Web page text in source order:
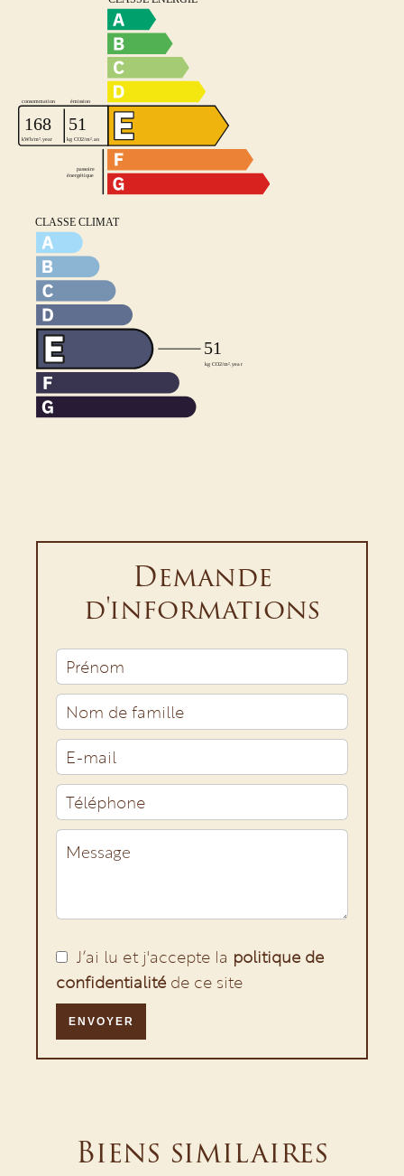
Demande
d'informations
J’ai lu et j'accepte la politique de
confidentialitéde ce site
ENVOYER
Biens similaires